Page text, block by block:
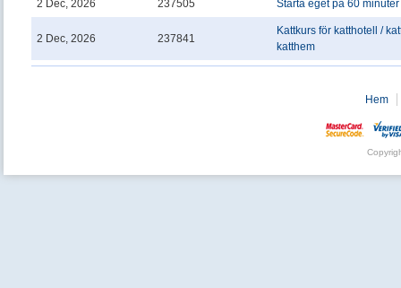
2 Dec, 2026 237505 Starta eget på 60 minuter
2 Dec, 2026 237841
Kattkurs för katthotell /
katthem
Hem